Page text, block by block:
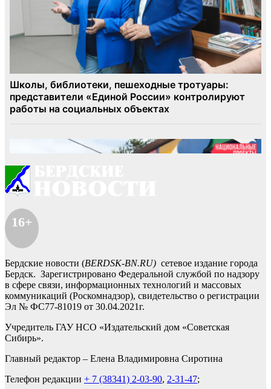
16+
Бердские новости (BERDSK-BN.RU) сетевое издание города
Бердск. Зарегистрировано Федеральной службой по надзору
в сфере связи, информационных технологий и массовых
коммуникаций (Роскомнадзор), свидетельство о регистрации
Эл № ФС77-81019 от 30.04.2021г.
Учредитель ГАУ НСО «Издательский дом «Советская
Сибирь».
Главный редактор – Елена Владимировна Сиротина
Телефон редакции + 7 (38341) 2-03-90, 2-31-47;